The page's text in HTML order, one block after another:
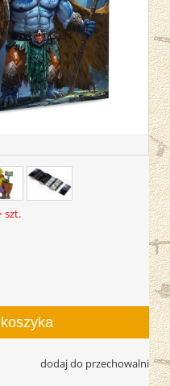
szt.
dodaj do przechowalni